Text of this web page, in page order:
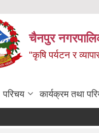
चैनपुर
"कृषि पर्यटन र
परिचय कार्यक्रम तथा